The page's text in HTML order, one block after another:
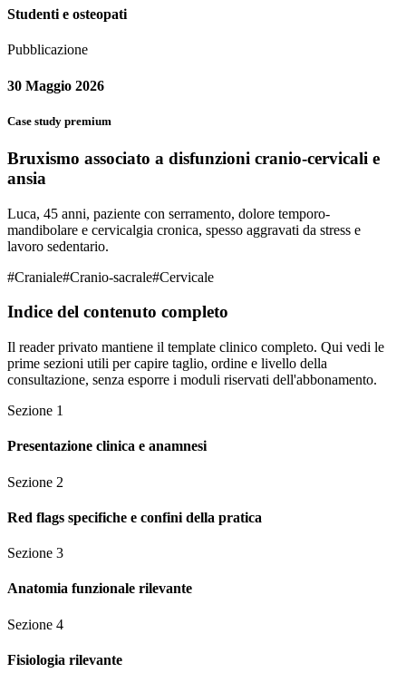
Studenti e osteopati
Pubblicazione
30 Maggio 2026
Case study premium
Bruxismo associato a disfunzioni cranio-cervicali e
ansia
Luca, 45 anni, paziente con serramento, dolore temporo-
mandibolare e cervicalgia cronica, spesso aggravati da stress e
lavoro sedentario.
#Craniale#Cranio-sacrale#Cervicale
Indice del contenuto completo
Il reader privato mantiene il template clinico completo. Qui vedi le
prime sezioni utili per capire taglio, ordine e livello della
consultazione, senza esporre i moduli riservati dell'abbonamento.
Sezione 1
Presentazione clinica e anamnesi
Sezione 2
Red flags specifiche e confini della pratica
Sezione 3
Anatomia funzionale rilevante
Sezione 4
Fisiologia rilevante